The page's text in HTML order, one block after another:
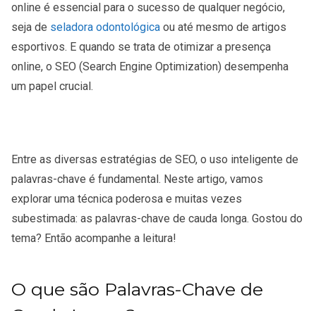
online é essencial para o sucesso de qualquer negócio,
seja de seladora odontológica ou até mesmo de artigos
esportivos. E quando se trata de otimizar a presença
online, o SEO (Search Engine Optimization) desempenha
um papel crucial.
Entre as diversas estratégias de SEO, o uso inteligente de
palavras-chave é fundamental. Neste artigo, vamos
explorar uma técnica poderosa e muitas vezes
subestimada: as palavras-chave de cauda longa. Gostou do
tema? Então acompanhe a leitura!
O que são Palavras-Chave de